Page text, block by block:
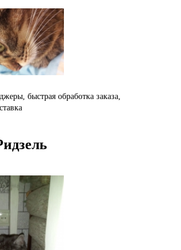
быстрая обработка заказа,